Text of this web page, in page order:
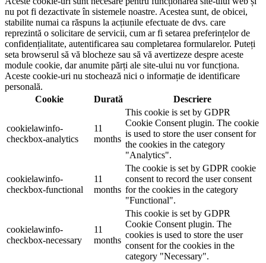
nu pot fi dezactivate în sistemele noastre. Acestea sunt, de obicei,
stabilite numai ca răspuns la acțiunile efectuate de dvs. care
reprezintă o solicitare de servicii, cum ar fi setarea preferințelor de
confidențialitate, autentificarea sau completarea formularelor. Puteți
seta browserul să vă blocheze sau să vă avertizeze despre aceste
module cookie, dar anumite părți ale site-ului nu vor funcționa.
Aceste cookie-uri nu stochează nici o informație de identificare
personală.
Cookie
Durată Descriere
cookielawinfo-
checkbox-analytics
11
months
This cookie is set by GDPR
Cookie Consent plugin. The cookie
is used to store the user consent for
the cookies in the category
"Analytics".
cookielawinfo-
checkbox-functional
11
months
The cookie is set by GDPR cookie
consent to record the user consent
for the cookies in the category
"Functional".
cookielawinfo-
checkbox-necessary
11
months
This cookie is set by GDPR
Cookie Consent plugin. The
cookies is used to store the user
consent for the cookies in the
category "Necessary".